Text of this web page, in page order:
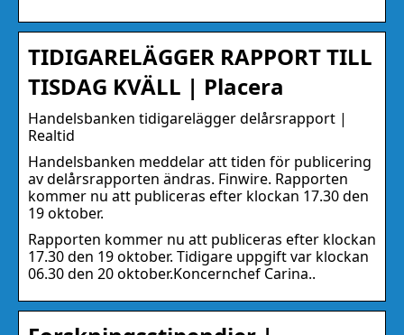
TIDIGARELÄGGER RAPPORT TILL
TISDAG KVÄLL | Placera
Handelsbanken tidigarelägger delårsrapport |
Realtid
Handelsbanken meddelar att tiden för publicering
av delårsrapporten ändras. Finwire. Rapporten
kommer nu att publiceras efter klockan 17.30 den
19 oktober.
Rapporten kommer nu att publiceras efter klockan
17.30 den 19 oktober. Tidigare uppgift var klockan
06.30 den 20 oktober.Koncernchef Carina..